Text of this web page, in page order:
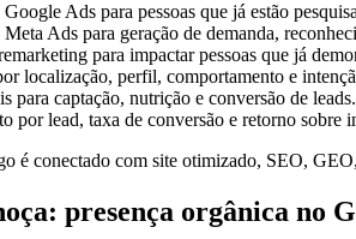
Ads para pessoas que já estão
Ads para geração de demanda,
para impactar pessoas que já
localização, perfil, comportamento e
para captação, nutrição e conversão de leads.
por lead, taxa de conversão e retorno sobre
é conectado com site otimizado, SEO,
presença orgânica no